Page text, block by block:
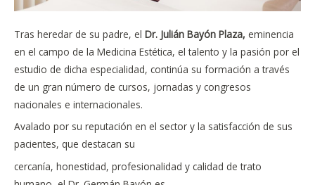
Tras heredar de su padre, el Dr. Julián Bayón Plaza, eminencia
en el campo de la Medicina Estética, el talento y la pasión por el
estudio de dicha especialidad, continúa su formación a través
de un gran número de cursos, jornadas y congresos
nacionales e internacionales.
Avalado por su reputación en el sector y la satisfacción de sus
pacientes, que destacan su
cercanía, honestidad, profesionalidad y calidad de trato